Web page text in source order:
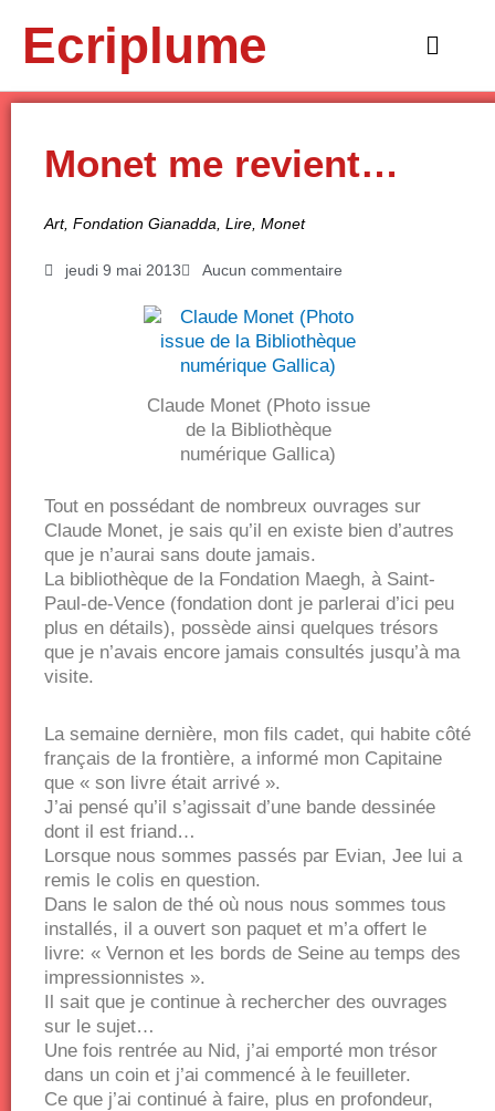
contenuEcriplume
Main
Monet me revient…
Art, Fondation Gianadda, Lire, Monet
jeudi 9 mai 2013 Aucun commentaire
Claude Monet (Photo issue
de la Bibliothèque
numérique Gallica)
Tout en possédant de nombreux ouvrages sur
Claude Monet, je sais qu’il en existe bien d’autres
que je n’aurai sans doute jamais.
La bibliothèque de la Fondation Maegh, à Saint-
Paul-de-Vence (fondation dont je parlerai d’ici peu
plus en détails), possède ainsi quelques trésors
que je n’avais encore jamais consultés jusqu’à ma
visite.
La semaine dernière, mon fils cadet, qui habite côté
français de la frontière, a informé mon Capitaine
que « son livre était arrivé ».
J’ai pensé qu’il s’agissait d’une bande dessinée
dont il est friand…
Lorsque nous sommes passés par Evian, Jee lui a
remis le colis en question.
Dans le salon de thé où nous nous sommes tous
installés, il a ouvert son paquet et m’a offert le
livre: « Vernon et les bords de Seine au temps des
impressionnistes ».
Il sait que je continue à rechercher des ouvrages
sur le sujet…
Une fois rentrée au Nid, j’ai emporté mon trésor
dans un coin et j’ai commencé à le feuilleter.
Ce que j’ai continué à faire, plus en profondeur,